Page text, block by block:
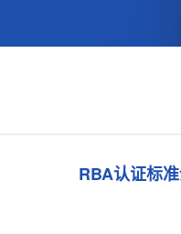
RBA认证标